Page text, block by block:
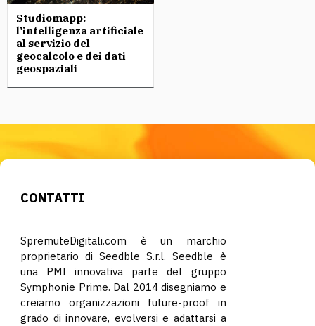
Studiomapp:
l’intelligenza artificiale
al servizio del
geocalcolo e dei dati
geospaziali
CONTATTI
SpremuteDigitali.com è un marchio
proprietario di Seedble S.r.l. Seedble è
una PMI innovativa parte del gruppo
Symphonie Prime. Dal 2014 disegniamo e
creiamo organizzazioni future-proof in
grado di innovare, evolversi e adattarsi a